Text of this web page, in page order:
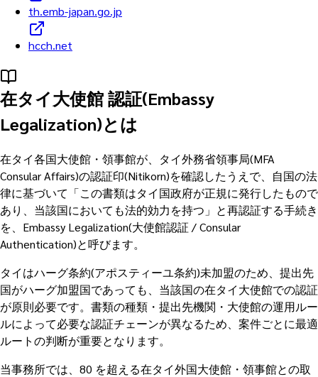
th.emb-japan.go.jp
hcch.net
在タイ大使館 認証(Embassy
Legalization)とは
在タイ各国大使館・領事館が、タイ外務省領事局(MFA
Consular Affairs)の認証印(Nitikorn)を確認したうえで、自国の法
律に基づいて「この書類はタイ国政府が正規に発行したもので
あり、当該国においても法的効力を持つ」と再認証する手続き
を、Embassy Legalization(大使館認証 / Consular
Authentication)と呼びます。
タイはハーグ条約(アポスティーユ条約)未加盟のため、提出先
国がハーグ加盟国であっても、当該国の在タイ大使館での認証
が原則必要です。書類の種類・提出先機関・大使館の運用ルー
ルによって必要な認証チェーンが異なるため、案件ごとに最適
ルートの判断が重要となります。
当事務所では、80 を超える在タイ外国大使館・領事館との取